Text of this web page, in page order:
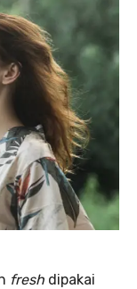
fresh dipakai